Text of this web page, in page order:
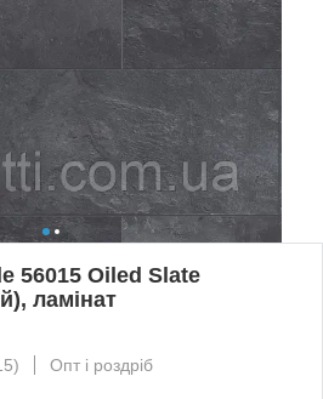
56015 Oiled Slate
ламінат
Опт і роздріб